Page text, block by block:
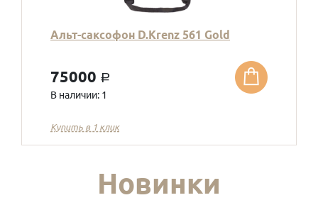
Альт-саксофон D.Krenz 561 Gold
75000 a
В наличии: 1
Купить в 1 клик
Новинки